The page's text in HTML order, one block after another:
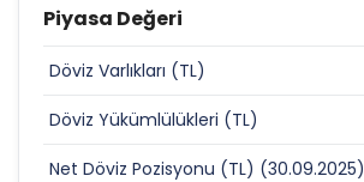
Piyasa Değeri
Döviz Varlıkları (TL)
Döviz Yükümlülükleri (TL)
Net Döviz Pozisyonu (TL) (30.09.2025)